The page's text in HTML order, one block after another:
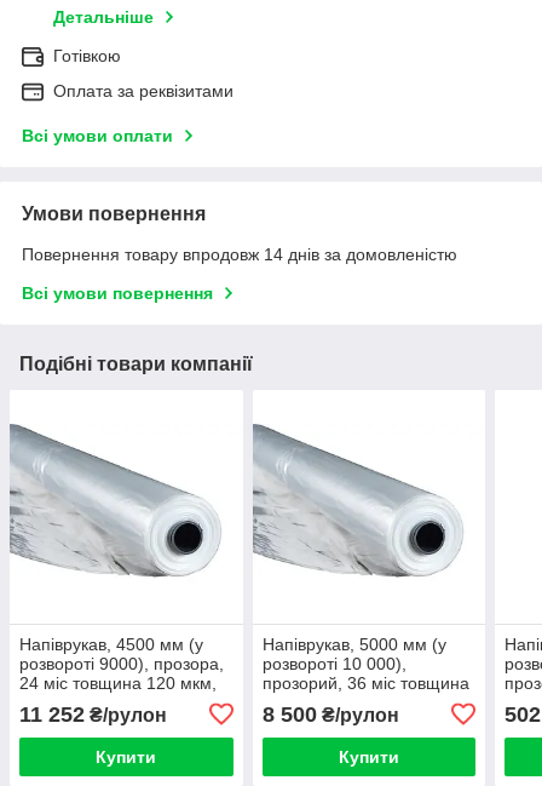
Детальніше
Готівкою
Оплата за реквізитами
Всі умови оплати
Умови повернення
Повернення товару впродовж 14 днів за домовленістю
Всі умови повернення
Подібні товари компанії
Напіврукав, 4500 мм (у
розвороті 9000), прозора,
24 міс товщина 120 мкм,
виробництво Туреччини
11 252 ₴/рулон
Купити
Напіврукав, 5000 мм (у
розвороті 10 000),
прозорий, 36 міс товщина
150 мкм, рулон 25 м/пог,
виробництво Туреччини
8 500₴/рулон
Купити
502